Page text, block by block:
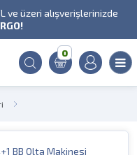
ve üzeri alışverişlerinizde
0